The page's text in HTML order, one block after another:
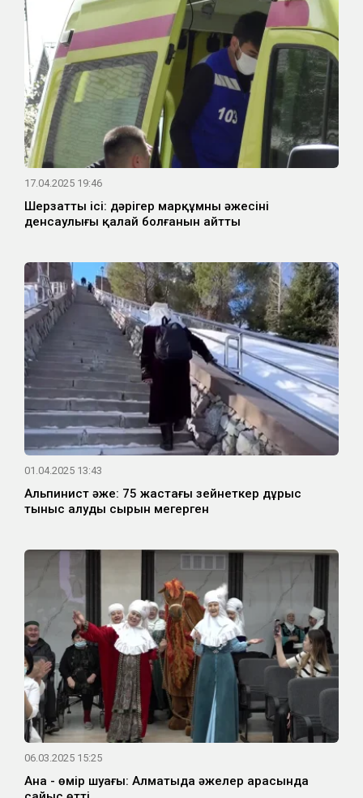
17.04.2025 19:46
Шерзаттың ісі: дәрігер марқұмның әжесінің
денсаулығы қалай болғанын айтты
01.04.2025 13:43
Альпинист әже: 75 жастағы зейнеткер дұрыс
тыныс алудың сырын меңгерген
06.03.2025 15:25
Ана - өмір шуағы: Алматыда әжелер арасында